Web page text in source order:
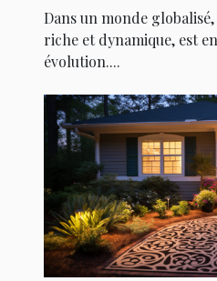
Dans un monde
riche et dynamique, est
évolution....